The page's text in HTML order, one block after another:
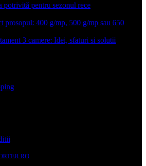
potrivită pentru sezonul rece
prosopul: 400 g/mp, 500 g/mp sau 650
3 camere: Idei, sfaturi si solutii